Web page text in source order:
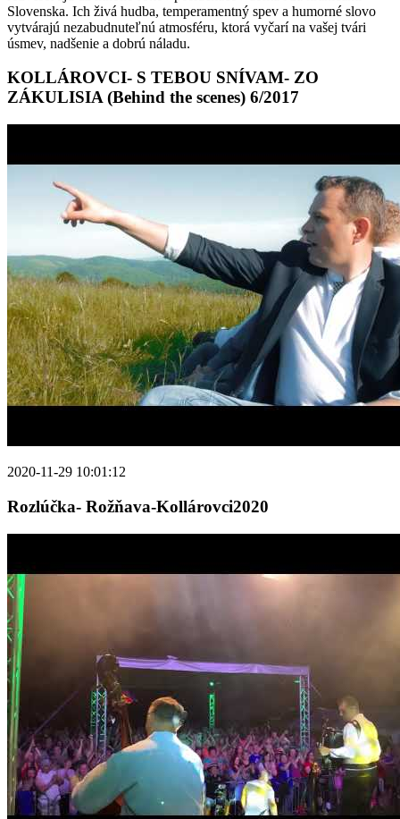
Slovenska. Ich živá hudba, temperamentný spev a humorné slovo
vytvárajú nezabudnuteľnú atmosféru, ktorá vyčarí na vašej tvári
úsmev, nadšenie a dobrú náladu.
KOLLÁROVCI- S TEBOU SNÍVAM- ZO
ZÁKULISIA (Behind the scenes) 6/2017
2020-11-29 10:01:12
Rozlúčka- Rožňava-Kollárovci2020